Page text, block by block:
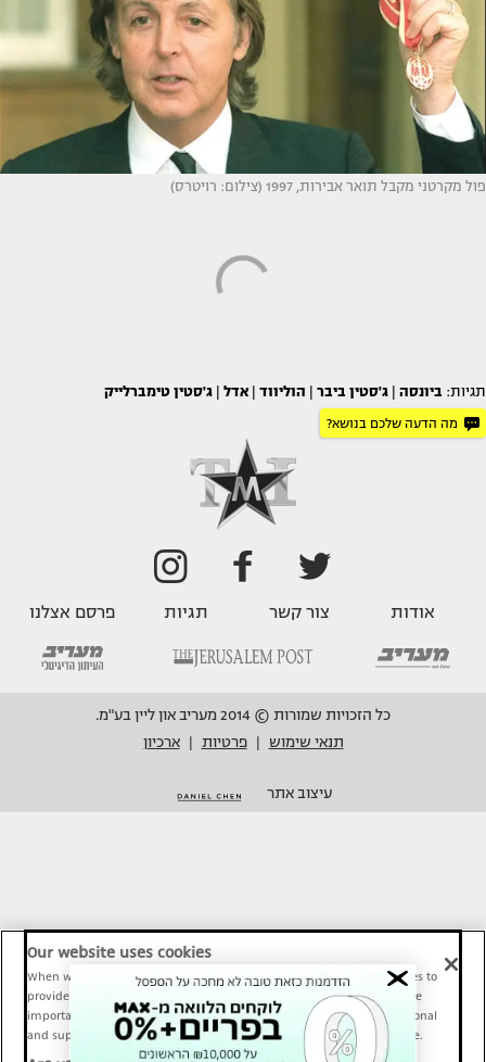
פול מקרטני מקבל תואר אבירות, 1997 (צילום: רויטרס)
תגיות: ביונסה ג'סטין ביבר הוליווד אדל ג'סטין טימברלייק
מה הדעה שלכם בנושא?
אודות צור קשר תגיות פרסם אצלנו
כל הזכויות שמורות © 2014 מעריב און ליין בע"מ.
תנאי שימוש
פרטיות ארכיון
עיצוב אתר
Our website uses cookies
When we provide Maariv, TMI and Sport1 content online, we use cookies to
provide social media features and to analyze our traffic. These tools are
important and necessary for our website functionality. Others are optional
and support Maariv, TMI and Sport1 activity and your online experience.